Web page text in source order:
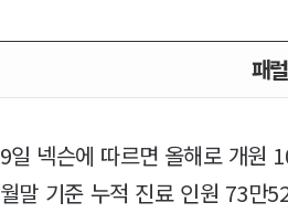
패
9일 넥슨에 따르면 올해로 개원
월말 기준 누적 진료 인원 73만